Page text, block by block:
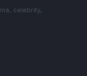
celebrity,